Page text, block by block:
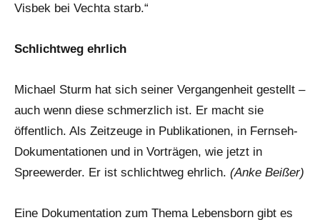
Visbek bei Vechta starb.“
Schlichtweg ehrlich
Michael Sturm hat sich seiner Vergangenheit gestellt –
auch wenn diese schmerzlich ist. Er macht sie
öffentlich. Als Zeitzeuge in Publikationen, in Fernseh-
Dokumentationen und in Vorträgen, wie jetzt in
Spreewerder. Er ist schlichtweg ehrlich. (Anke Beißer)
Eine Dokumentation zum Thema Lebensborn gibt es